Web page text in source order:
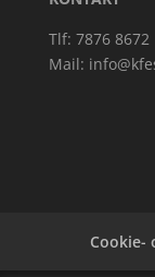
Tlf: 7876 8672
Mail:
Cookie-